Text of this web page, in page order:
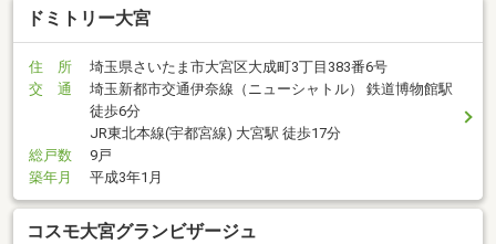
ドミトリー大宮
住 所
埼玉県さいたま市大宮区大成町3丁目383番6号
交 通
埼玉新都市交通伊奈線（ニューシャトル） 鉄道博物館駅
徒歩6分
JR東北本線(宇都宮線) 大宮駅 徒歩17分
総戸数
9戸
築年月
平成3年1月
コスモ大宮グランビザージュ